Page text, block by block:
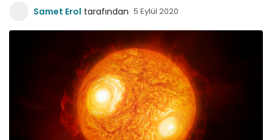
Samet Erol tarafından 5 Eylül 2020